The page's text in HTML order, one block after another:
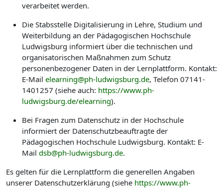
verarbeitet werden.
Die Stabsstelle Digitalisierung in Lehre, Studium und
Weiterbildung an der Pädagogischen Hochschule
Ludwigsburg informiert über die technischen und
organisatorischen Maßnahmen zum Schutz
personenbezogener Daten in der Lernplattform. Kontakt:
E-Mail elearning@ph-ludwigsburg.de, Telefon 07141-
1401257 (siehe auch: https://www.ph-
ludwigsburg.de/elearning).
Bei Fragen zum Datenschutz in der Hochschule
informiert der Datenschutzbeauftragte der
Pädagogischen Hochschule Ludwigsburg. Kontakt: E-
Mail dsb@ph-ludwigsburg.de.
Es gelten für die Lernplattform die generellen Angaben
unserer Datenschutzerklärung (siehe https://www.ph-